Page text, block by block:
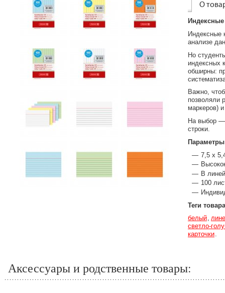
О
Индексные
анализе
Но
индексных
обширны:
Важно,
позволяли
маркеров)
На выбор —
строки.
Параметры
7,5 x
В
100
Теги товара
белый
светло-
карточки
Аксессуары и родственные товары: